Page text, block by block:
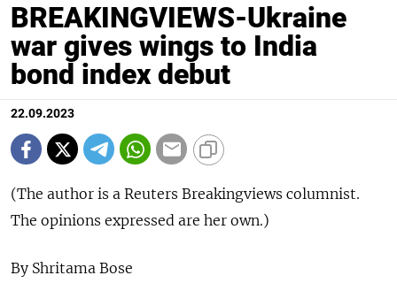
BREAKINGVIEWS-Ukraine
war gives wings to India
bond index debut
22.09.2023
(The author is a Reuters Breakingviews columnist.
The opinions expressed are her own.)
By Shritama Bose